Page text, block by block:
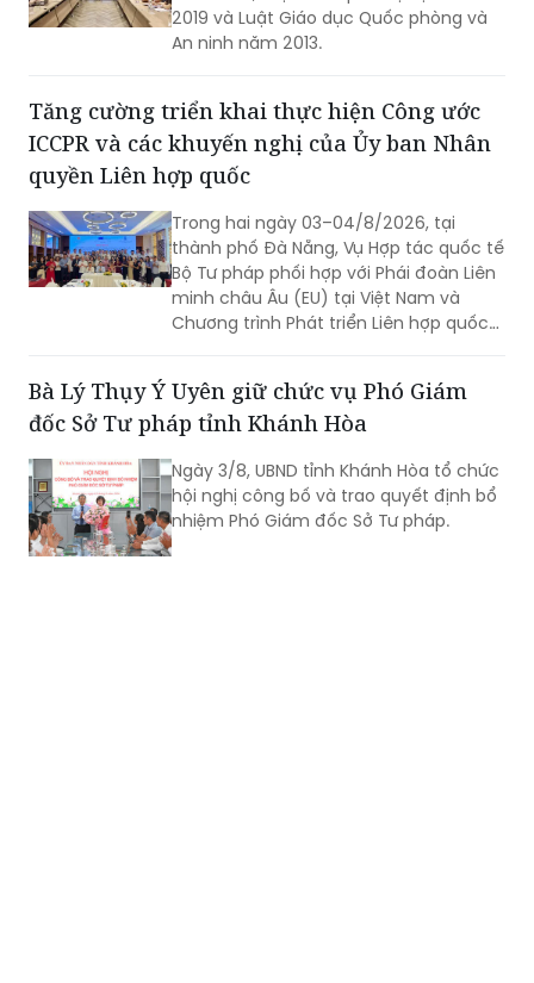
Tăng cường triển khai thực hiện Công ước
quyền Liên hợp quốc
Trong hai ngày 03–04/8/2026, tại
thành phố Đà Nẵng, Vụ Hợp tác quốc tế
Bộ Tư pháp phối hợp với Phái đoàn Liên
minh châu Âu (EU) tại Việt Nam và
Chương trình Phát triển Liên hợp quốc
(UNDP) tại Việt Nam tổ chức Hội thảo
về thực hiện các khuyến nghị của Ủy
ban Nhân quyền Liên hợp quốc đối với
Nam về thực hiện Công ước quốc tế về
các quyền dân sự và chính trị (ICCPR)
và Hội nghị tập huấn về thực hiện Công
ước ICCPR. Đây là chuỗi hoạt động
được triển khai trong khuôn khổ Dự án
“Tăng cường pháp luật và tư pháp tại
Việt Nam giai đoạn II” (EU JULE II), góp
Bà Lý Thụy Ý Uyên giữ chức vụ Phó Giám
Ngày 3/8, UBND tỉnh Khánh Hòa tổ chức
hội nghị công bố và trao quyết định bổ
nhiệm Phó Giám đốc Sở Tư pháp.